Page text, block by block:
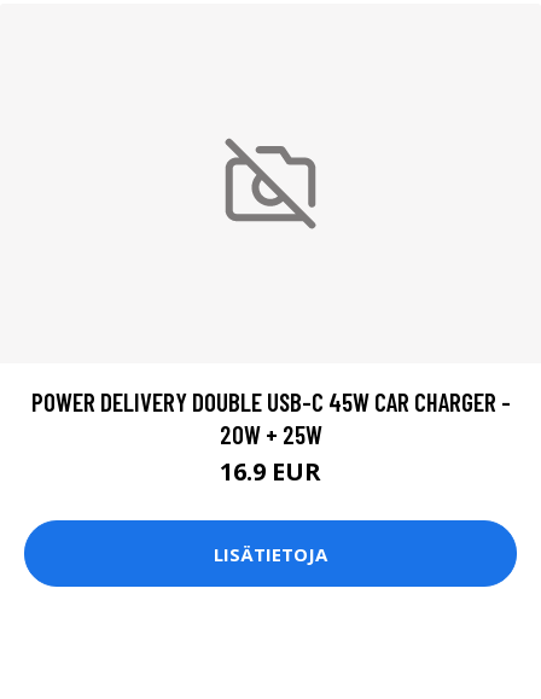
POWER DELIVERY DOUBLE USB-C 45W CAR CHARGER -
20W + 25W
16.9 EUR
LISÄTIETOJA